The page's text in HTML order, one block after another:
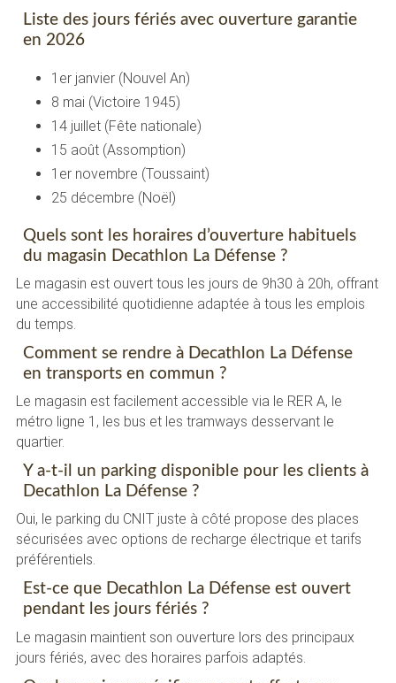
Liste des jours fériés avec ouverture garantie
en 2026
1er janvier (Nouvel An)
8 mai (Victoire 1945)
14 juillet (Fête nationale)
15 août (Assomption)
1er novembre (Toussaint)
25 décembre (Noël)
Quels sont les horaires d’ouverture habituels
du magasin Decathlon La Défense ?
Le magasin est ouvert tous les jours de 9h30 à 20h, offrant
une accessibilité quotidienne adaptée à tous les emplois
du temps.
Comment se rendre à Decathlon La Défense
en transports en commun ?
Le magasin est facilement accessible via le RER A, le
métro ligne 1, les bus et les tramways desservant le
quartier.
Y a-t-il un parking disponible pour les clients à
Decathlon La Défense ?
Oui, le parking du CNIT juste à côté propose des places
sécurisées avec options de recharge électrique et tarifs
préférentiels.
Est-ce que Decathlon La Défense est ouvert
pendant les jours fériés ?
Le magasin maintient son ouverture lors des principaux
jours fériés, avec des horaires parfois adaptés.